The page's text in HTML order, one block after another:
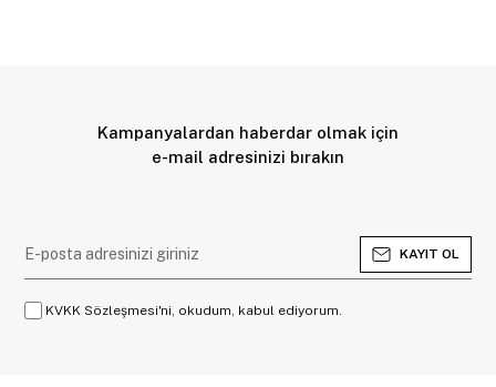
Kampanyalardan haberdar olmak için
e-mail adresinizi bırakın
KAYIT OL
KVKK Sözleşmesi'ni, okudum, kabul ediyorum.